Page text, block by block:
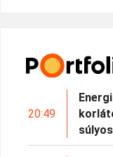
20:49